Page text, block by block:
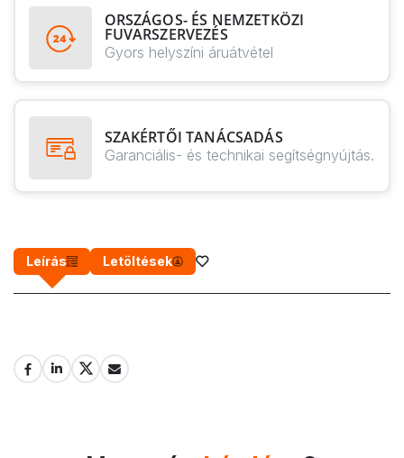
ORSZÁGOS- ÉS NEMZETKÖZI
FUVARSZERVEZÉS
Gyors helyszíni áruátvétel
SZAKÉRTŐI TANÁCSADÁS
Garanciális- és technikai segítségnyújtás.
Leírás Letöltések